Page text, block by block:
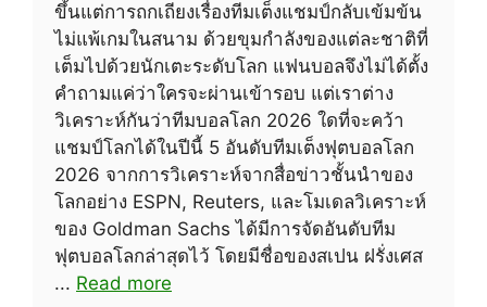
ขึ้นแต่การถกเถียงเรื่องทีมเต็งแชมป์กลับเข้มข้น
ไม่แพ้เกมในสนาม ด้วยขุมกำลังของแต่ละชาติที่
เต็มไปด้วยนักเตะระดับโลก แฟนบอลจึงไม่ได้ตั้ง
คำถามแค่ว่าใครจะผ่านเข้ารอบ แต่เราต่าง
วิเคราะห์กันว่าทีมบอลโลก 2026 ใดที่จะคว้า
แชมป์โลกได้ในปีนี้ 5 อันดับทีมเต็งฟุตบอลโลก
2026 จากการวิเคราะห์จากสื่อข่าวชั้นนำของ
โลกอย่าง ESPN, Reuters, และโมเดลวิเคราะห์
ของ Goldman Sachs ได้มีการจัดอันดับทีม
ฟุตบอลโลกล่าสุดไว้ โดยมีชื่อของสเปน ฝรั่งเศส
... Read more